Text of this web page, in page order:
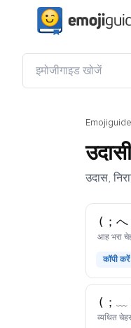
उदास,
(；へ
आह भरा
कॉपी करें
(；﹏
व्यथित